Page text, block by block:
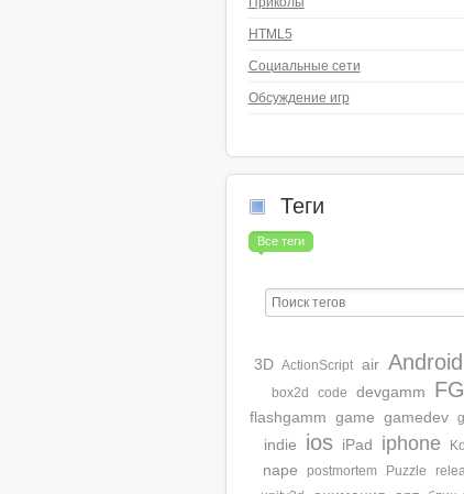
HTML5
Социальные сети
Обсуждение игр
Теги
Все теги
3D ActionScript air Android
box2d code devgamm
flashgamm game gamedev
indie
ios iPad iphone
nape postmortem Puzzle